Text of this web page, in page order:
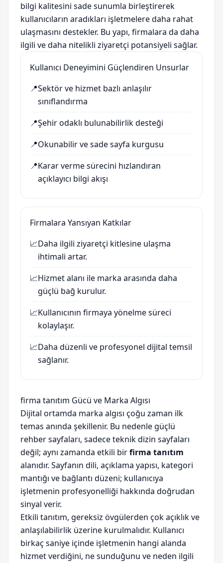
bilgi kalitesini sade sunumla birleştirerek
kullanıcıların aradıkları işletmelere daha rahat
ulaşmasını destekler. Bu yapı, firmalara da daha
ilgili ve daha nitelikli ziyaretçi potansiyeli sağlar.
Kullanıcı Deneyimini Güçlendiren Unsurlar
📍Sektör ve hizmet bazlı anlaşılır
sınıflandırma
📍Şehir odaklı bulunabilirlik desteği
📍Okunabilir ve sade sayfa kurgusu
📍Karar verme sürecini hızlandıran
açıklayıcı bilgi akışı
Firmalara Yansıyan Katkılar
📈Daha ilgili ziyaretçi kitlesine ulaşma
ihtimali artar.
📈Hizmet alanı ile marka arasında daha
güçlü bağ kurulur.
📈Kullanıcının firmaya yönelme süreci
kolaylaşır.
📈Daha düzenli ve profesyonel dijital temsil
sağlanır.
firma tanıtım Gücü ve Marka Algısı
Dijital ortamda marka algısı çoğu zaman ilk
temas anında şekillenir. Bu nedenle güçlü
rehber sayfaları, sadece teknik dizin sayfaları
değil; aynı zamanda etkili birfirma tanıtım
alanıdır. Sayfanın dili, açıklama yapısı, kategori
mantığı ve bağlantı düzeni; kullanıcıya
işletmenin profesyonelliği hakkında doğrudan
sinyal verir.
Etkili tanıtım, gereksiz övgülerden çok açıklık ve
anlaşılabilirlik üzerine kurulmalıdır. Kullanıcı
birkaç saniye içinde işletmenin hangi alanda
hizmet verdiğini, ne sunduğunu ve neden ilgili